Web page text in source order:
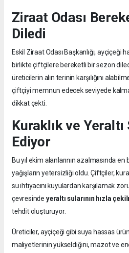
Ziraat Odası
Diledi
Eskil Ziraat Odası Başkanlığı, ayçiçeği
birlikte çiftçilere bereketli bir sezon
üreticilerin alın terinin karşılığını
çiftçiyi memnun edecek seviyede
dikkat çekti.
Kuraklık ve Yeraltı
Ediyor
Bu yıl ekim alanlarının azalmasında
yağışların yetersizliği oldu. Çiftçiler,
su ihtiyacını kuyulardan karşılamak
çevresinde yeraltı sularının hızla
tehdit oluşturuyor.
Üreticiler, ayçiçeği gibi suya hassas
maliyetlerinin yükseldiğini, mazot ve